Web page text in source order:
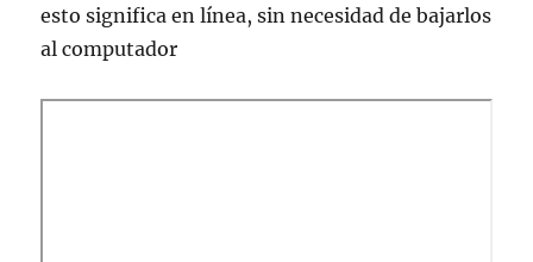
esto significa en lí­nea, sin necesidad de bajarlos
al computador